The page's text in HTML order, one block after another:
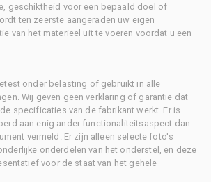
geschiktheid voor een bepaald doel of
ten zeerste aangeraden uw eigen
van het materieel uit te voeren voordat u een
onder belasting of gebruikt in alle
Wij geven geen verklaring of garantie dat
specificaties van de fabrikant werkt. Er is
aan enig ander functionaliteitsaspect dan
vermeld. Er zijn alleen selecte foto's
onderdelen van het onderstel, en deze
voor de staat van het gehele